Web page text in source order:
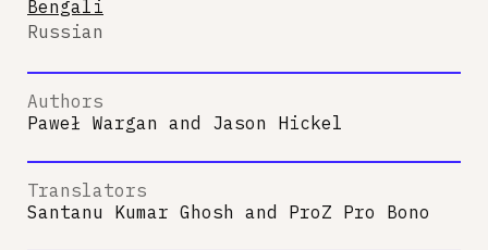
Bengali
Russian
Authors
Paweł Wargan and Jason Hickel
Translators
Santanu Kumar Ghosh and ProZ Pro Bono